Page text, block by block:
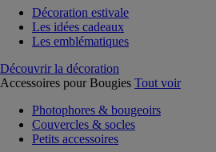
Décoration estivale
Les idées cadeaux
Les emblématiques
Découvrir la décoration
Accessoires pour Bougies Tout voir
Photophores & bougeoirs
Couvercles & socles
Petits accessoires